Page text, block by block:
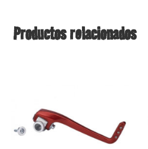
Productos relacionados